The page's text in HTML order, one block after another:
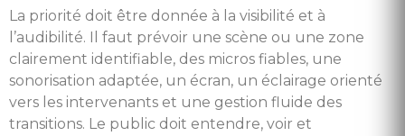
La priorité doit être donnée à la visibilité et à
l’audibilité. Il faut prévoir une scène ou une zone
clairement identifiable, des micros fiables, une
sonorisation adaptée, un écran, un éclairage orienté
vers les intervenants et une gestion fluide des
transitions. Le public doit entendre, voir et